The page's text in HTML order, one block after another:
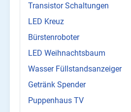
Transistor Schaltungen
LED Kreuz
Bürstenroboter
LED Weihnachtsbaum
Wasser Füllstandsanzeiger
Getränk Spender
Puppenhaus TV